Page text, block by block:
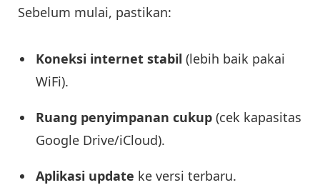
Sebelum mulai, pastikan:
Koneksi internet stabil (lebih baik pakai
WiFi).
Ruang penyimpanan cukup (cek kapasitas
Google Drive/iCloud).
Aplikasi update ke versi terbaru.